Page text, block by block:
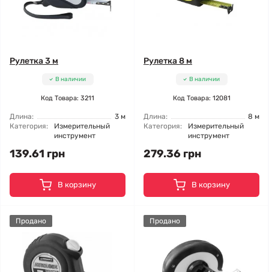
Рулетка 3 м
В наличии
Код Товара: 3211
Длина:
3 м
Категория:
Измерительный
инструмент
139.61 грн
В корзину
Рулетка 8 м
В наличии
Код Товара: 12081
Длина:
8 м
Категория:
Измерительный
инструмент
279.36 грн
В корзину
Продано Продано